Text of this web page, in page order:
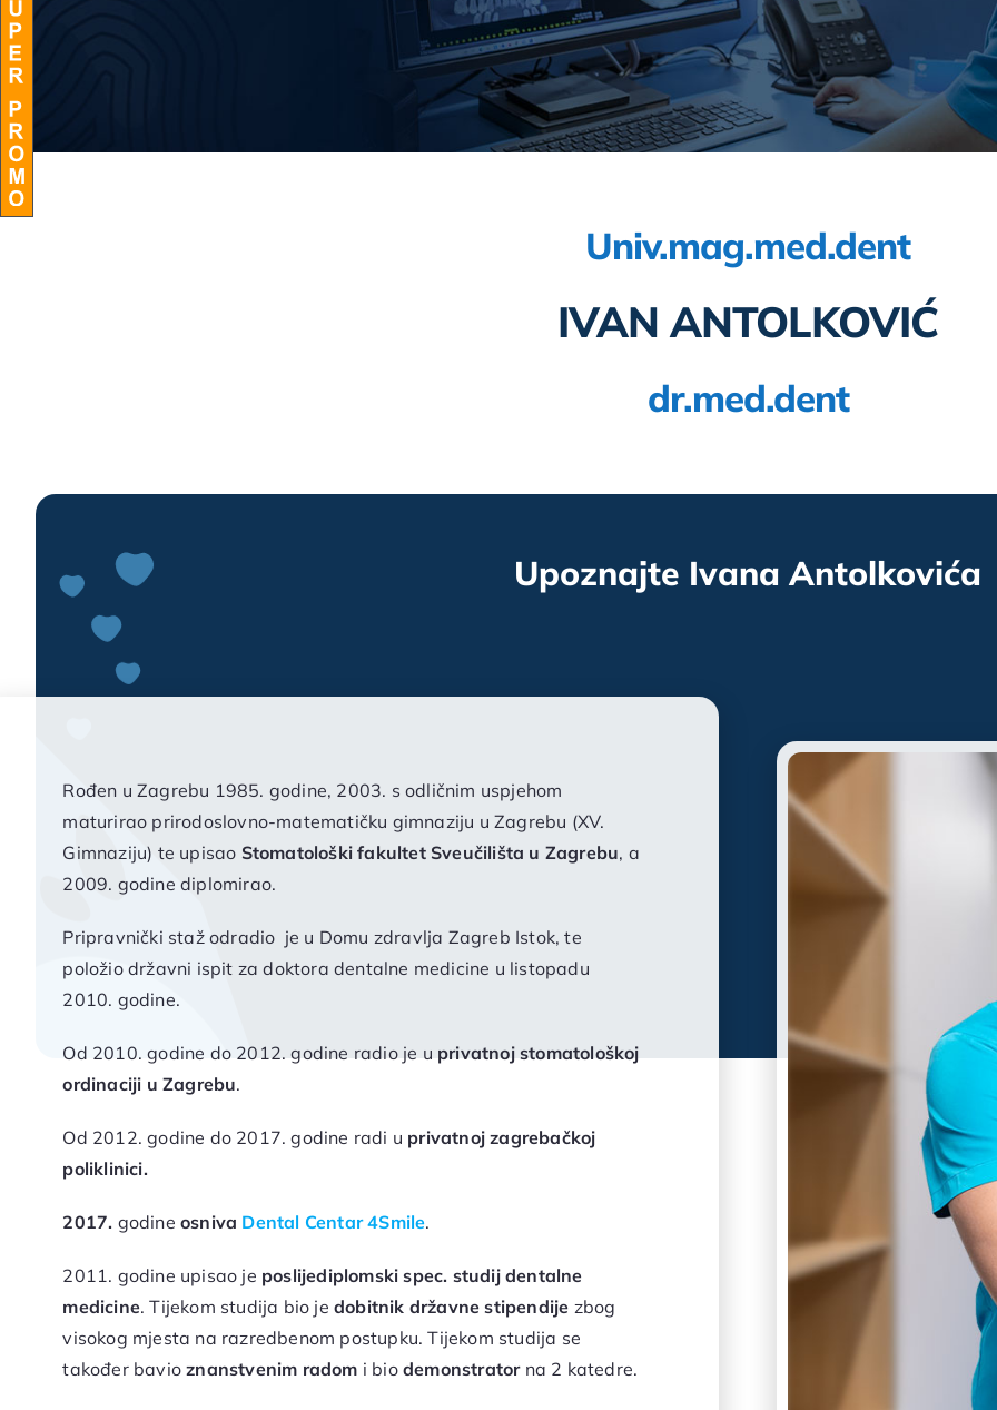
Univ.mag.med.dent
IVAN ANTOLKOVIĆ
dr.med.dent
Upoznajte Ivana Antolkovića
Rođen u Zagrebu 1985. godine, 2003. s odličnim uspjehom
maturirao prirodoslovno-matematičku gimnaziju u Zagrebu (XV.
Gimnaziju) te upisao Stomatološki fakultet Sveučilišta u Zagrebu, a
2009. godine diplomirao.
Pripravnički staž odradio je u Domu zdravlja Zagreb Istok, te
položio državni ispit za doktora dentalne medicine u listopadu
2010. godine.
Od 2010. godine do 2012. godine radio je uprivatnoj stomatološkoj
ordinaciji u Zagrebu.
Od 2012. godine do 2017. godine radi u privatnoj zagrebačkoj
poliklinici.
2017. godineosniva Dental Centar 4Smile.
2011. godine upisao je poslijediplomski spec. studij dentalne
medicine. Tijekom studija bio jedobitnik državne stipendije zbog
visokog mjesta na razredbenom postupku. Tijekom studija se
također bavioznanstvenim radom i biodemonstratorna 2 katedre.